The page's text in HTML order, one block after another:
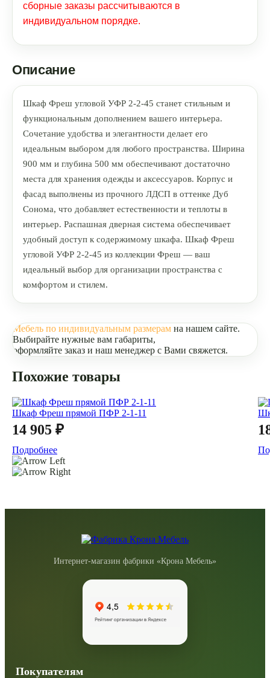
сборные заказы рассчитываются в
индивидуальном порядке.
Описание
Шкаф Фреш угловой УФР 2-2-45 станет стильным и
функциональным дополнением вашего интерьера.
Сочетание удобства и элегантности делает его
идеальным выбором для любого пространства. Ширина
900 мм и глубина 500 мм обеспечивают достаточно
места для хранения одежды и аксессуаров. Корпус и
фасад выполнены из прочного ЛДСП в оттенке Дуб
Сонома, что добавляет естественности и теплоты в
интерьер. Распашная дверная система обеспечивает
удобный доступ к содержимому шкафа. Шкаф Фреш
угловой УФР 2-2-45 из коллекции Фреш — ваш
идеальный выбор для организации пространства с
комфортом и стилем.
Мебель по индивидуальным размерам на нашем сайте.
Выбирайте нужные вам габариты,
оформляйте заказ и наш менеджер с Вами свяжется.
Похожие товары
Шкаф Фреш прямой ПФР 2-1-11
14 905 ₽
Подробнее
Интернет-магазин фабрики «Крона Мебель»
Покупателям